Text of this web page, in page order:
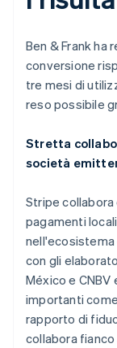
Ben & Frank ha
conversione
tre mesi di
reso possibile
Stretta
società
Stripe
pagamenti
nell'ecosistema
con gli
México e
importanti
rapporto di
collabora